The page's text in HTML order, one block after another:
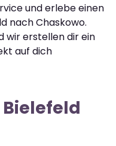
und erlebe einen
nach Chaskowo.
wir erstellen dir ein
auf dich